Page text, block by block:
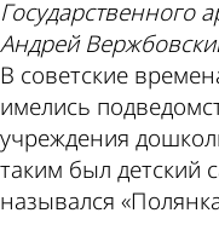
Государственного
Андрей
В советские
имелись
учреждения
таким был
назывался